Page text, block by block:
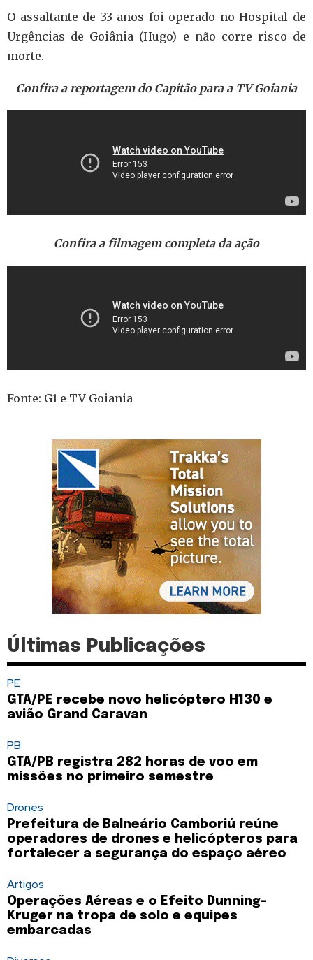
O assaltante de 33 anos foi operado no Hospital de
Urgências de Goiânia (Hugo) e não corre risco de
morte.
Confira a reportagem do Capitão para a TV Goiania
Confira a filmagem completa da ação
Fonte: G1 e TV Goiania
Últimas Publicações
PE
GTA/PE recebe novo helicóptero H130 e
avião Grand Caravan
PB
GTA/PB registra 282 horas de voo em
missões no primeiro semestre
Drones
Prefeitura de Balneário Camboriú reúne
operadores de drones e helicópteros para
fortalecer a segurança do espaço aéreo
Artigos
Operações Aéreas e o Efeito Dunning-
Kruger na tropa de solo e equipes
embarcadas